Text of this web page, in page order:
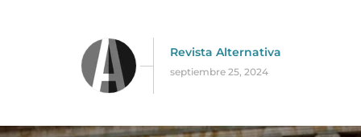
Revista Alternativa
septiembre 25, 2024